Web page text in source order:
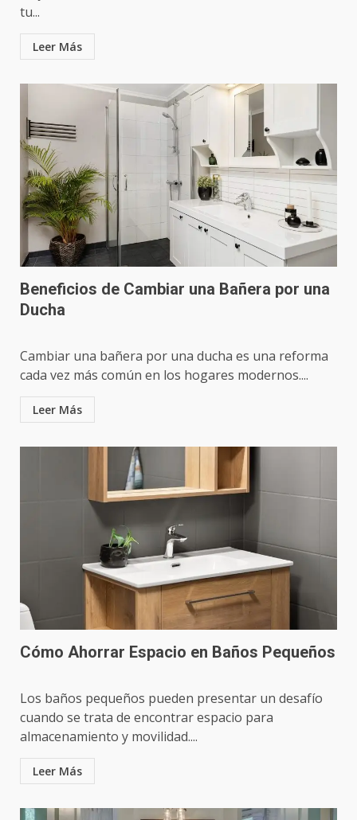
tu...
Leer Más
Beneficios de Cambiar una Bañera por una
Ducha
Cambiar una bañera por una ducha es una reforma
cada vez más común en los hogares modernos....
Leer Más
Cómo Ahorrar Espacio en Baños Pequeños
Los baños pequeños pueden presentar un desafío
cuando se trata de encontrar espacio para
almacenamiento y movilidad....
Leer Más
3